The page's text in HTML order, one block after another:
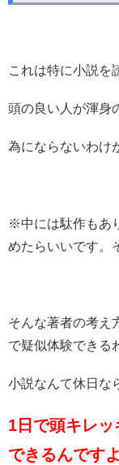
これは特に小説を
頭の良い人が渾身
為にならないわけ
※中には駄作もあ
めたらいいです。
そんな著者の考え
で疑似体験できる
小説なんて休日な
1日で頭キレ
できるんですよ